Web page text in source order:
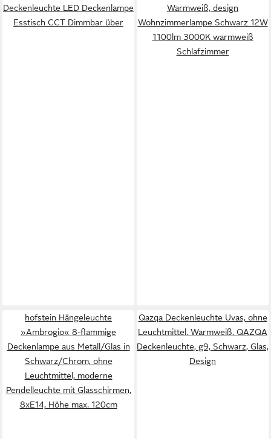
Deckenleuchte LED Deckenlampe
Esstisch CCT Dimmbar über
Warmweiß, design
Wohnzimmerlampe Schwarz 12W
1100lm 3000K warmweiß
Schlafzimmer
hofstein Hängeleuchte
»Ambrogio« 8-flammige
Deckenlampe aus Metall/Glas in
Schwarz/Chrom, ohne
Leuchtmittel, moderne
Pendelleuchte mit Glasschirmen,
8xE14, Höhe max. 120cm
Qazqa Deckenleuchte Uvas, ohne
Leuchtmittel, Warmweiß, QAZQA
Deckenleuchte, g9, Schwarz, Glas,
Design